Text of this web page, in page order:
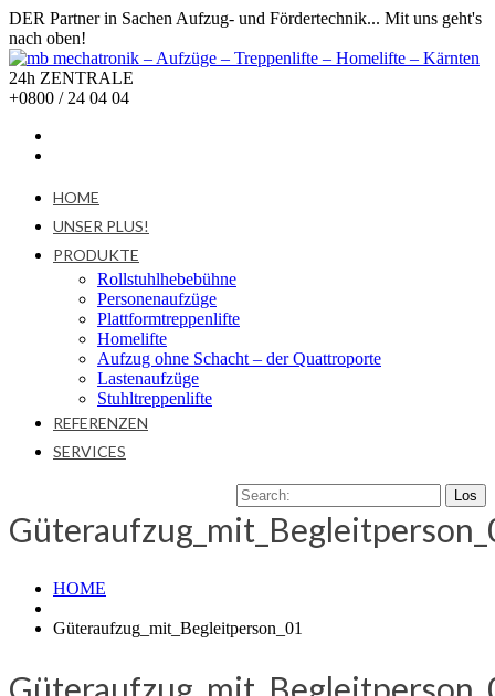
DER Partner in Sachen Aufzug- und Fördertechnik... Mit uns geht's
nach oben!
24h ZENTRALE
+0800 / 24 04 04
HOME
UNSER PLUS!
PRODUKTE
Rollstuhlhebebühne
Personenaufzüge
Plattformtreppenlifte
Homelifte
Aufzug ohne Schacht – der Quattroporte
Lastenaufzüge
Stuhltreppenlifte
REFERENZEN
SERVICES
HOME
Güteraufzug_mit_Begleitperson_01